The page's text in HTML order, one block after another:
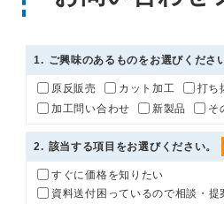
1. ご興味のあるものをお選びくださ
原反販売 カット加工 打ち
加工問い合わせ
新製品 そ
2. 該当する項目をお選びください。
すぐに価格を知りたい
資料送付困っているので相談・提